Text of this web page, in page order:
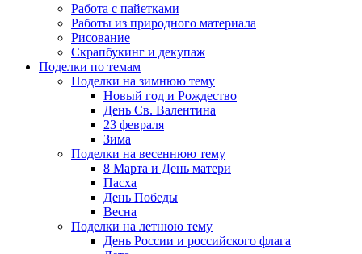
Работа с пайетками
Работы из природного материала
Рисование
Скрапбукинг и декупаж
Поделки по темам
Поделки на зимнюю тему
Новый год и Рождество
День Св. Валентина
23 февраля
Зима
Поделки на весеннюю тему
8 Марта и День матери
Пасха
День Победы
Весна
Поделки на летнюю тему
День России и российского флага